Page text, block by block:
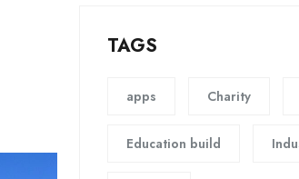
TAGS
apps Charity
Education build